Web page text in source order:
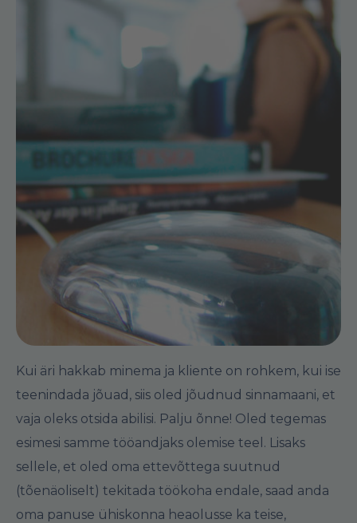
Kui äri hakkab minema ja kliente on rohkem, kui ise
teenindada jõuad, siis oled jõudnud sinnamaani, et
vaja oleks otsida abilisi. Palju õnne! Oled tegemas
esimesi samme tööandjaks olemise teel. Lisaks
sellele, et oled oma ettevõttega suutnud
(tõenäoliselt) tekitada töökoha endale, saad anda
oma panuse ühiskonna heaolusse ka teise,